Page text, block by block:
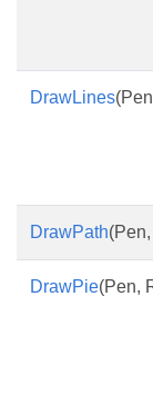
DrawLines
DrawPath
DrawPie(Pen,